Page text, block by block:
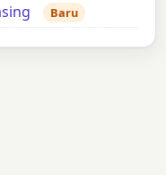
Baru